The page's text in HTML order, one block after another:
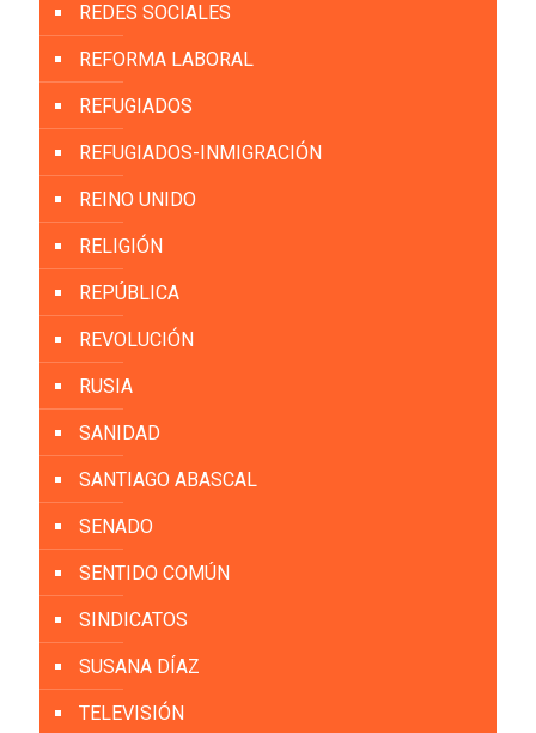
REDES SOCIALES
REFORMA LABORAL
REFUGIADOS
REFUGIADOS-INMIGRACIÓN
REINO UNIDO
RELIGIÓN
REPÚBLICA
REVOLUCIÓN
RUSIA
SANIDAD
SANTIAGO ABASCAL
SENADO
SENTIDO COMÚN
SINDICATOS
SUSANA DÍAZ
TELEVISIÓN